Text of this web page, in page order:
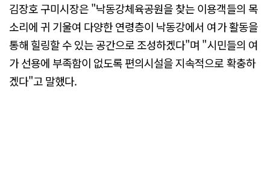
김장호 구미시장은 "낙동강체육공원을 찾는 이용객들의 목
소리에 귀 기울여 다양한 연령층이 낙동강에서 여가 활동을
통해 힐링할 수 있는 공간으로 조성하겠다"며 "시민들의 여
가 선용에 부족함이 없도록 편의시설을 지속적으로 확충하
겠다"고 말했다.